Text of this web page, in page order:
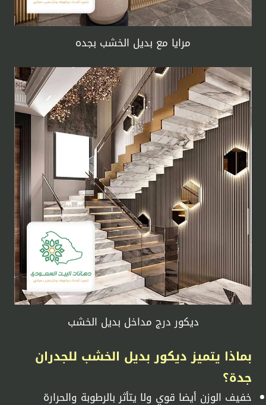
مرايا مع بديل الخشب بجده
ديكور درج مداخل بديل الخشب
بماذا يتميزديكور بديل الخشب للجدران
جدة؟